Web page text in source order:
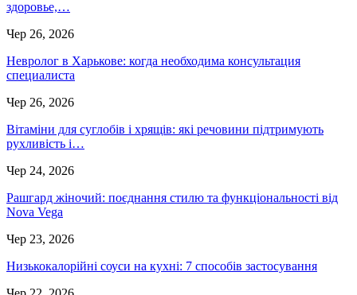
здоровье,…
Чер 26, 2026
Невролог в Харькове: когда необходима консультация
специалиста
Чер 26, 2026
Вітаміни для суглобів і хрящів: які речовини підтримують
рухливість і…
Чер 24, 2026
Рашгард жіночий: поєднання стилю та функціональності від
Nova Vega
Чер 23, 2026
Низькокалорійні соуси на кухні: 7 способів застосування